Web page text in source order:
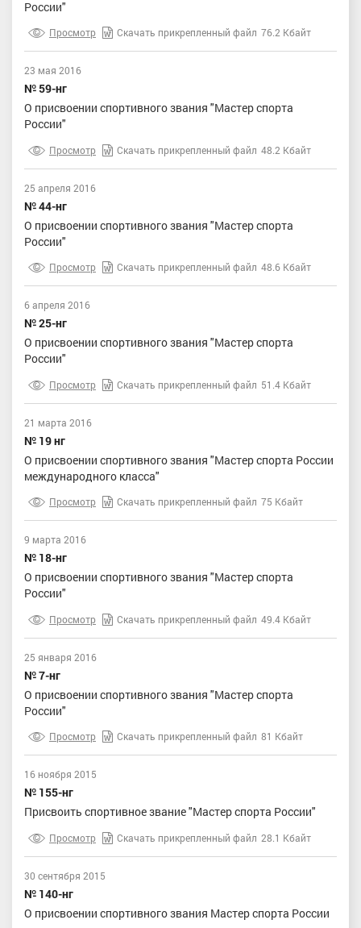
России"
Просмотр Скачать прикрепленный файл 76.2 Кбайт
23 мая 2016
№ 59-нг
О присвоении спортивного звания "Мастер спорта
России"
Просмотр Скачать прикрепленный файл 48.2 Кбайт
25 апреля 2016
№ 44-нг
О присвоении спортивного звания "Мастер спорта
России"
Просмотр Скачать прикрепленный файл 48.6 Кбайт
6 апреля 2016
№ 25-нг
О присвоении спортивного звания "Мастер спорта
России"
Просмотр Скачать прикрепленный файл 51.4 Кбайт
21 марта 2016
№ 19 нг
О присвоении спортивного звания "Мастер спорта России
международного класса"
Просмотр Скачать прикрепленный файл 75 Кбайт
9 марта 2016
№ 18-нг
О присвоении спортивного звания "Мастер спорта
России"
Просмотр Скачать прикрепленный файл 49.4 Кбайт
25 января 2016
№ 7-нг
О присвоении спортивного звания "Мастер спорта
России"
Просмотр Скачать прикрепленный файл 81 Кбайт
16 ноября 2015
№ 155-нг
Присвоить спортивное звание "Мастер спорта России"
Просмотр Скачать прикрепленный файл 28.1 Кбайт
30 сентября 2015
№ 140-нг
О присвоении спортивного звания Мастер спорта России